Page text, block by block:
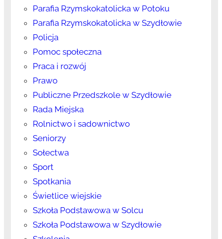
Parafia Rzymskokatolicka w Potoku
Parafia Rzymskokatolicka w Szydłowie
Policja
Pomoc społeczna
Praca i rozwój
Prawo
Publiczne Przedszkole w Szydłowie
Rada Miejska
Rolnictwo i sadownictwo
Seniorzy
Sołectwa
Sport
Spotkania
Świetlice wiejskie
Szkoła Podstawowa w Solcu
Szkoła Podstawowa w Szydłowie